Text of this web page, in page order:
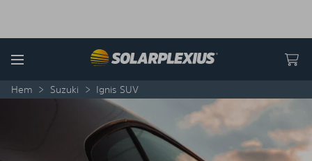
Menu
Hem > Suzuki > Ignis SUV